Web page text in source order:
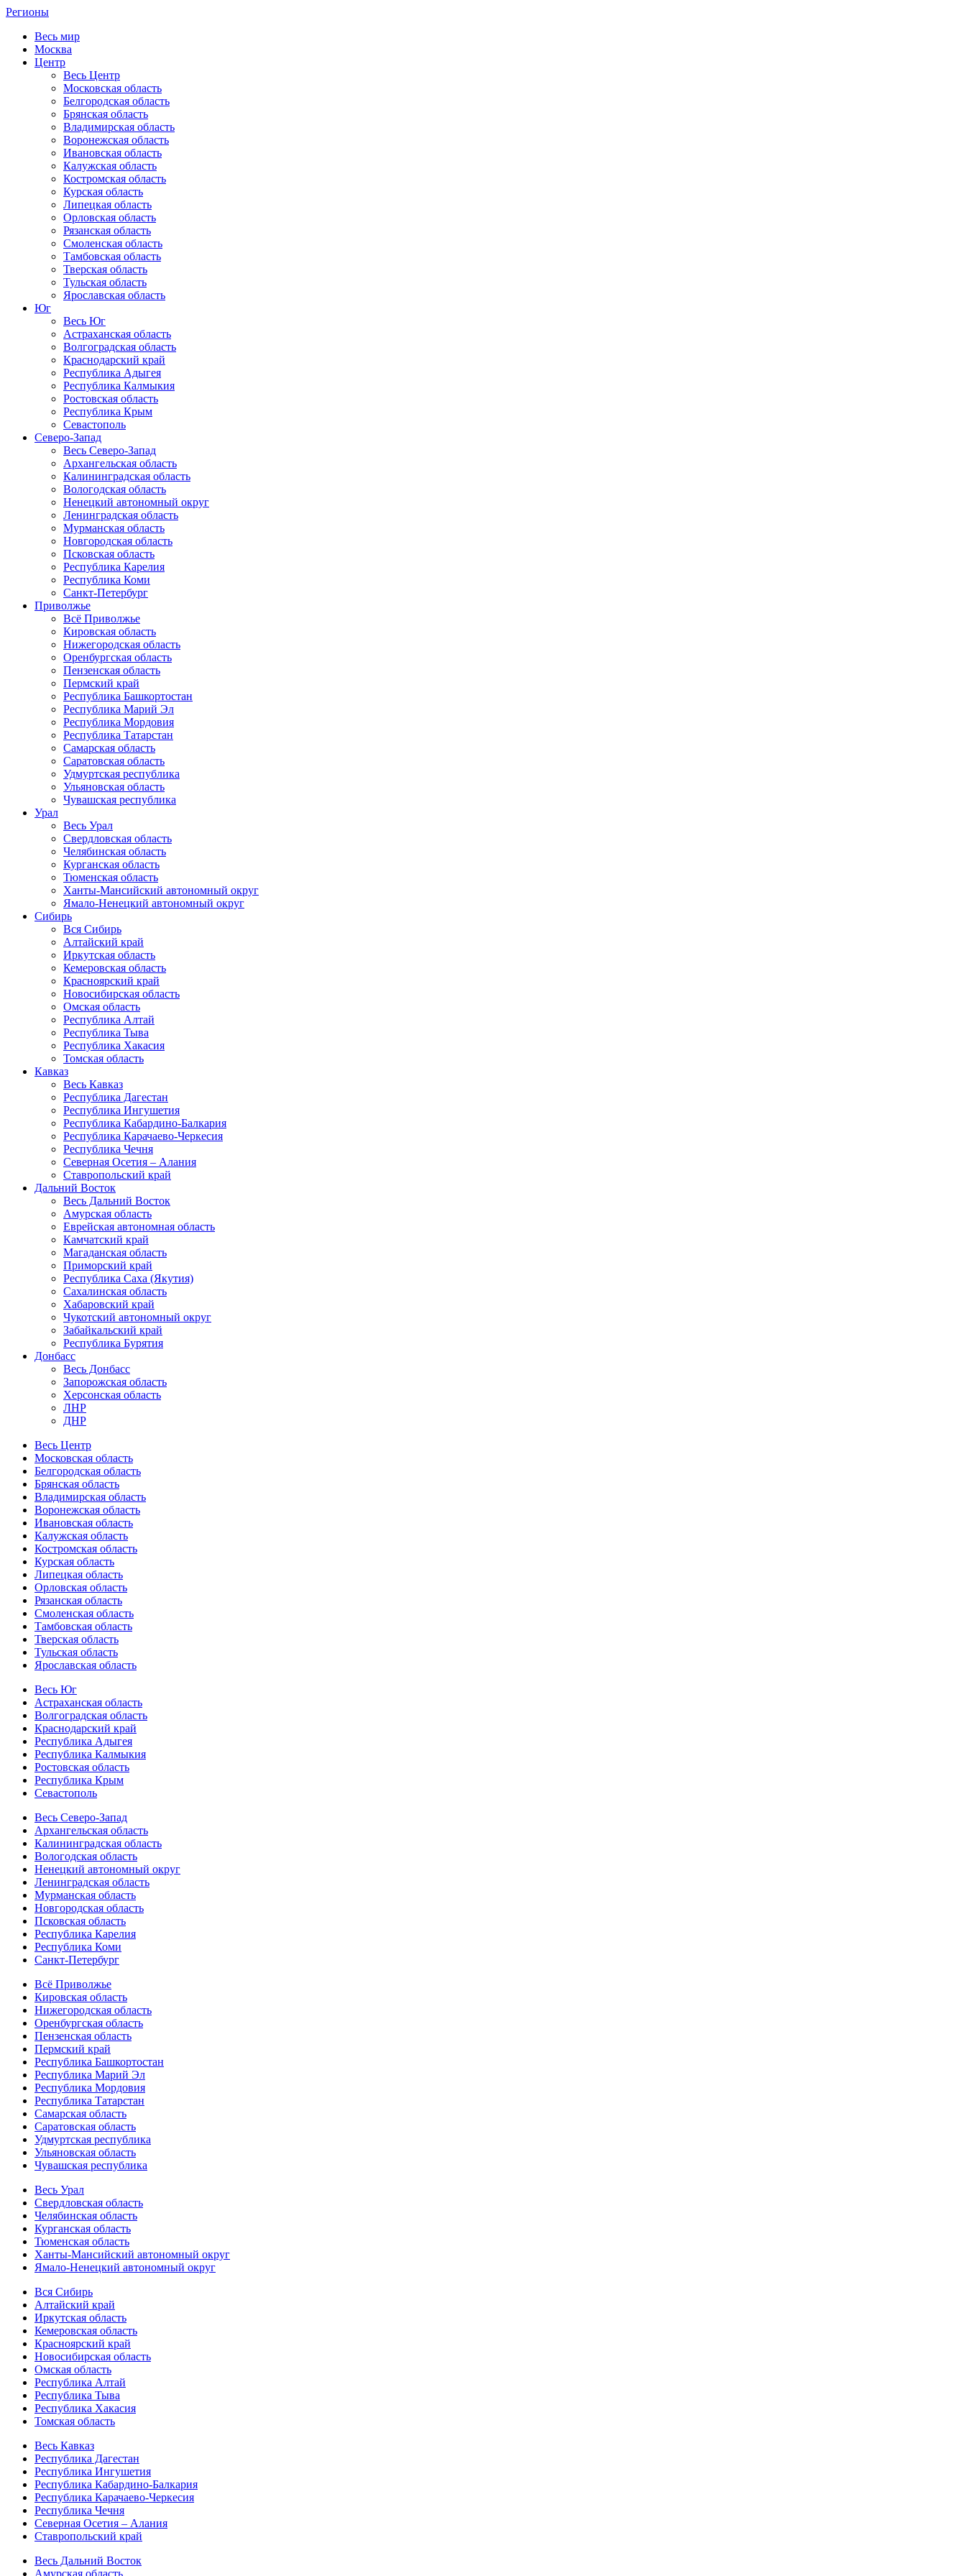
Регионы
Весь мир
Москва
Центр
Весь Центр
Московская область
Белгородская область
Брянская область
Владимирская область
Воронежская область
Ивановская область
Калужская область
Костромская область
Курская область
Липецкая область
Орловская область
Рязанская область
Смоленская область
Тамбовская область
Тверская область
Тульская область
Ярославская область
Юг
Весь Юг
Астраханская область
Волгоградская область
Краснодарский край
Республика Адыгея
Республика Калмыкия
Ростовская область
Республика Крым
Севастополь
Северо-Запад
Весь Северо-Запад
Архангельская область
Калининградская область
Вологодская область
Ненецкий автономный округ
Ленинградская область
Мурманская область
Новгородская область
Псковская область
Республика Карелия
Республика Коми
Санкт-Петербург
Приволжье
Всё Приволжье
Кировская область
Нижегородская область
Оренбургская область
Пензенская область
Пермский край
Республика Башкортостан
Республика Марий Эл
Республика Мордовия
Республика Татарстан
Самарская область
Саратовская область
Удмуртская республика
Ульяновская область
Чувашская республика
Урал
Весь Урал
Свердловская область
Челябинская область
Курганская область
Тюменская область
Ханты-Мансийский автономный округ
Ямало-Ненецкий автономный округ
Сибирь
Вся Сибирь
Алтайский край
Иркутская область
Кемеровская область
Красноярский край
Новосибирская область
Омская область
Республика Алтай
Республика Тыва
Республика Хакасия
Томская область
Кавказ
Весь Кавказ
Республика Дагестан
Республика Ингушетия
Республика Кабардино-Балкария
Республика Карачаево-Черкесия
Республика Чечня
Северная Осетия – Алания
Ставропольский край
Дальний Восток
Весь Дальний Восток
Амурская область
Еврейская автономная область
Камчатский край
Магаданская область
Приморский край
Республика Саха (Якутия)
Сахалинская область
Хабаровский край
Чукотский автономный округ
Забайкальский край
Республика Бурятия
Донбасс
Весь Донбасс
Запорожская область
Херсонская область
ЛНР
ДНР
Весь Центр
Московская область
Белгородская область
Брянская область
Владимирская область
Воронежская область
Ивановская область
Калужская область
Костромская область
Курская область
Липецкая область
Орловская область
Рязанская область
Смоленская область
Тамбовская область
Тверская область
Тульская область
Ярославская область
Весь Юг
Астраханская область
Волгоградская область
Краснодарский край
Республика Адыгея
Республика Калмыкия
Ростовская область
Республика Крым
Севастополь
Весь Северо-Запад
Архангельская область
Калининградская область
Вологодская область
Ненецкий автономный округ
Ленинградская область
Мурманская область
Новгородская область
Псковская область
Республика Карелия
Республика Коми
Санкт-Петербург
Всё Приволжье
Кировская область
Нижегородская область
Оренбургская область
Пензенская область
Пермский край
Республика Башкортостан
Республика Марий Эл
Республика Мордовия
Республика Татарстан
Самарская область
Саратовская область
Удмуртская республика
Ульяновская область
Чувашская республика
Весь Урал
Свердловская область
Челябинская область
Курганская область
Тюменская область
Ханты-Мансийский автономный округ
Ямало-Ненецкий автономный округ
Вся Сибирь
Алтайский край
Иркутская область
Кемеровская область
Красноярский край
Новосибирская область
Омская область
Республика Алтай
Республика Тыва
Республика Хакасия
Томская область
Весь Кавказ
Республика Дагестан
Республика Ингушетия
Республика Кабардино-Балкария
Республика Карачаево-Черкесия
Республика Чечня
Северная Осетия – Алания
Ставропольский край
Весь Дальний Восток
Амурская область